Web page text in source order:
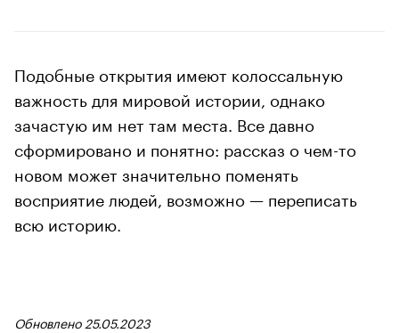
Подобные открытия имеют колоссальную
важность для мировой истории, однако
зачастую им нет там места. Все давно
сформировано и понятно: рассказ о чем-то
новом может значительно поменять
восприятие людей, возможно — переписать
всю историю.
Обновлено 25.05.2023